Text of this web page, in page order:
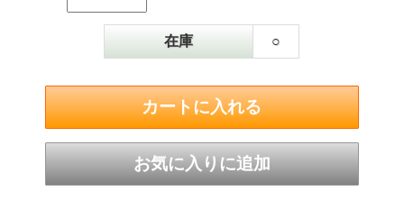
在庫 ○